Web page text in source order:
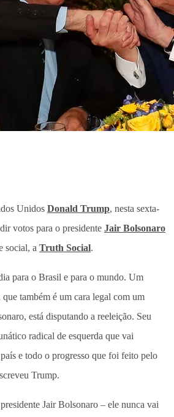
Unidos Donald Trump, nesta sexta-
votos para o presidente Jair Bolsonaro
social, a Truth Social.
para o Brasil e para o mundo. Um
que também é um cara legal com um
está disputando a reeleição. Seu
radical de esquerda que vai
e todo o progresso que foi feito pelo
Trump.
Jair Bolsonaro – ele nunca vai